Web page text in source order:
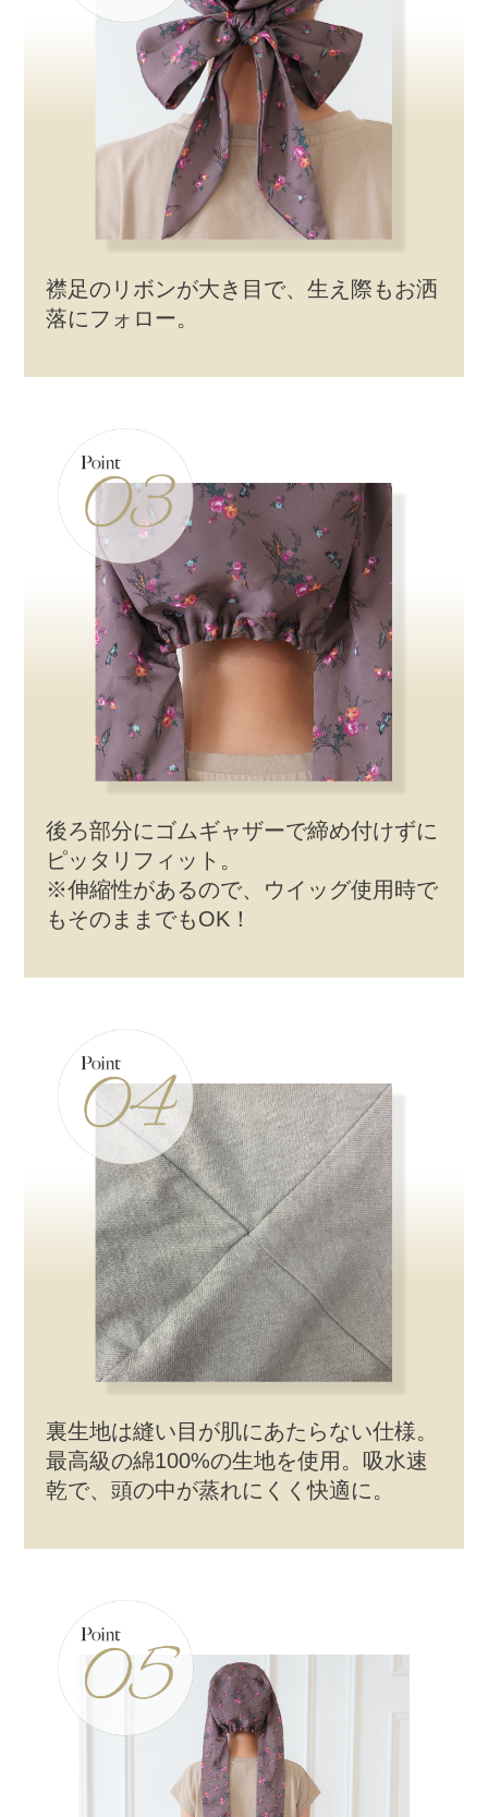
襟足のリボンが大き目で、生え際もお洒
落にフォロー。
後ろ部分にゴムギャザーで締め付けずに
ピッタリフィット。
※伸縮性があるので、ウイッグ使用時で
もそのままでもOK！
裏生地は縫い目が肌にあたらない仕様。
最高級の綿100%の生地を使用。吸水速
乾で、頭の中が蒸れにくく快適に。